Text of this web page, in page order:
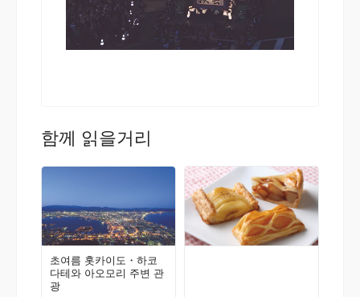
함께 읽을거리
초여름 홋카이도・하코
다테와 아오모리 주변 관
광